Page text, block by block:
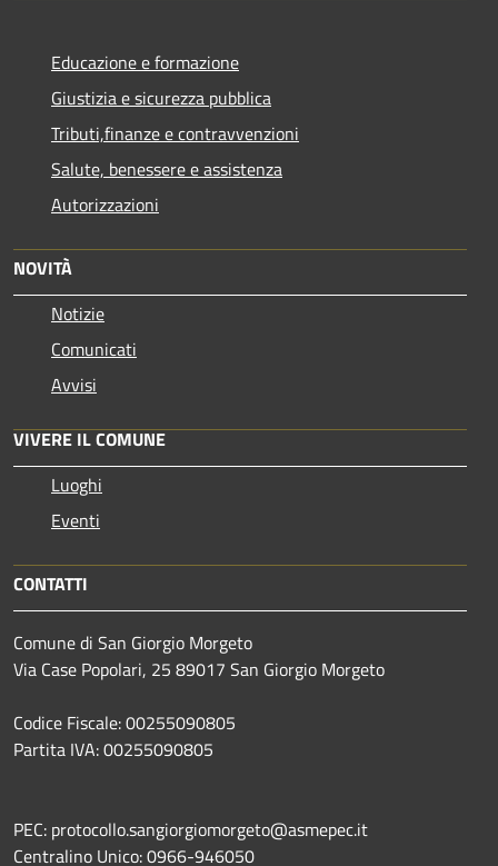
Educazione e formazione
Giustizia e sicurezza pubblica
Tributi,finanze e contravvenzioni
Salute, benessere e assistenza
Autorizzazioni
NOVITÀ
Notizie
Comunicati
Avvisi
VIVERE IL COMUNE
Luoghi
Eventi
CONTATTI
Comune di San Giorgio Morgeto
Via Case Popolari, 25 89017 San Giorgio Morgeto
Codice Fiscale: 00255090805
Partita IVA: 00255090805
PEC: protocollo.sangiorgiomorgeto@asmepec.it
Centralino Unico: 0966-946050